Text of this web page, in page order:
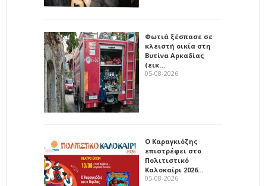
Φωτιά ξέσπασε σε
κλειστή οικία στη
Βυτίνα Αρκαδίας
(εικ…
05-08-2026
Ο Καραγκιόζης
επιστρέφει στο
Πολιτιστικό
Καλοκαίρι 2026…
05-08-2026